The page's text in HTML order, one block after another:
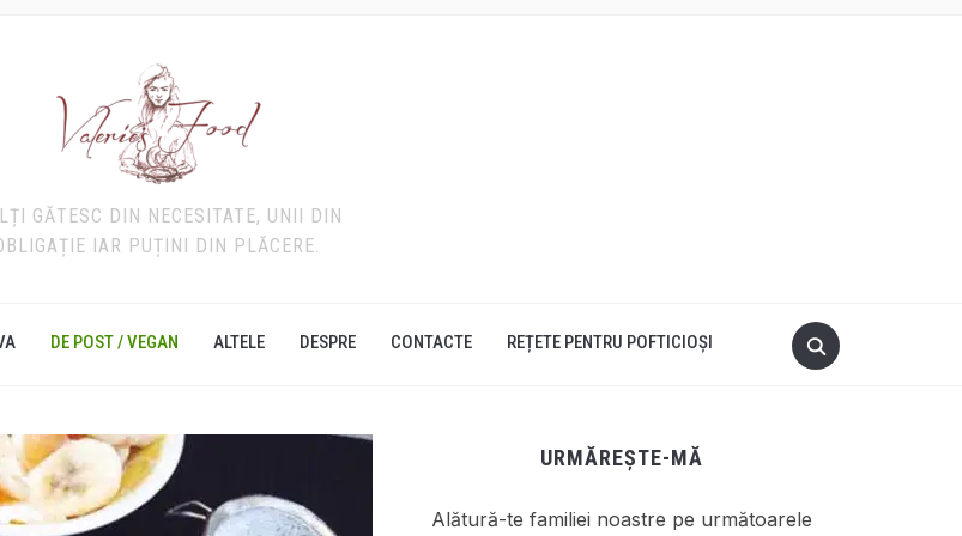
GĂTESC DIN NECESITATE, UNII DIN
IAR PUȚINI DIN PLĂCERE.
DE POST / VEGAN ALTELE DESPRE CONTACTE REȚETE PENTRU POFTICIOȘI
URMĂREȘTE-MĂ
Alătură-te familiei noastre pe următoarele